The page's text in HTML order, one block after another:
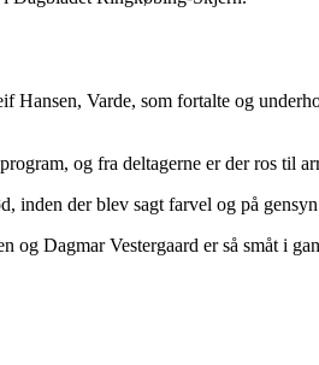
Hansen, Varde, som fortalte og
og fra deltagerne er der ros til
inden der blev sagt farvel og på
Dagmar Vestergaard er så småt i